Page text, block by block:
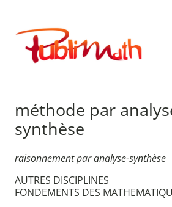
contenu
Publimath
méthode par
synthèse
raisonnement par analyse-synthèse
AUTRES DISCIPLINES
FONDEMENTS DES